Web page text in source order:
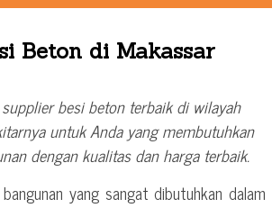
Beton di Makassar
besi beton terbaik di wilayah
untuk Anda yang membutuhkan
dengan kualitas dan harga terbaik.
yang sangat dibutuhkan dalam